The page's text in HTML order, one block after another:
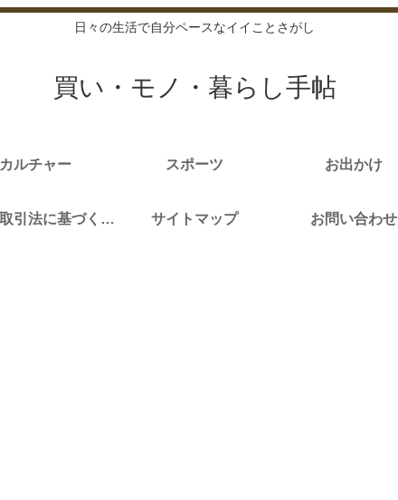
日々の生活で自分ペースなイイことさがし
買い・モノ・暮らし手帖
カルチャー スポーツ お出かけ
特定商取引法に基づく表記 サイトマップ お問い合わせ